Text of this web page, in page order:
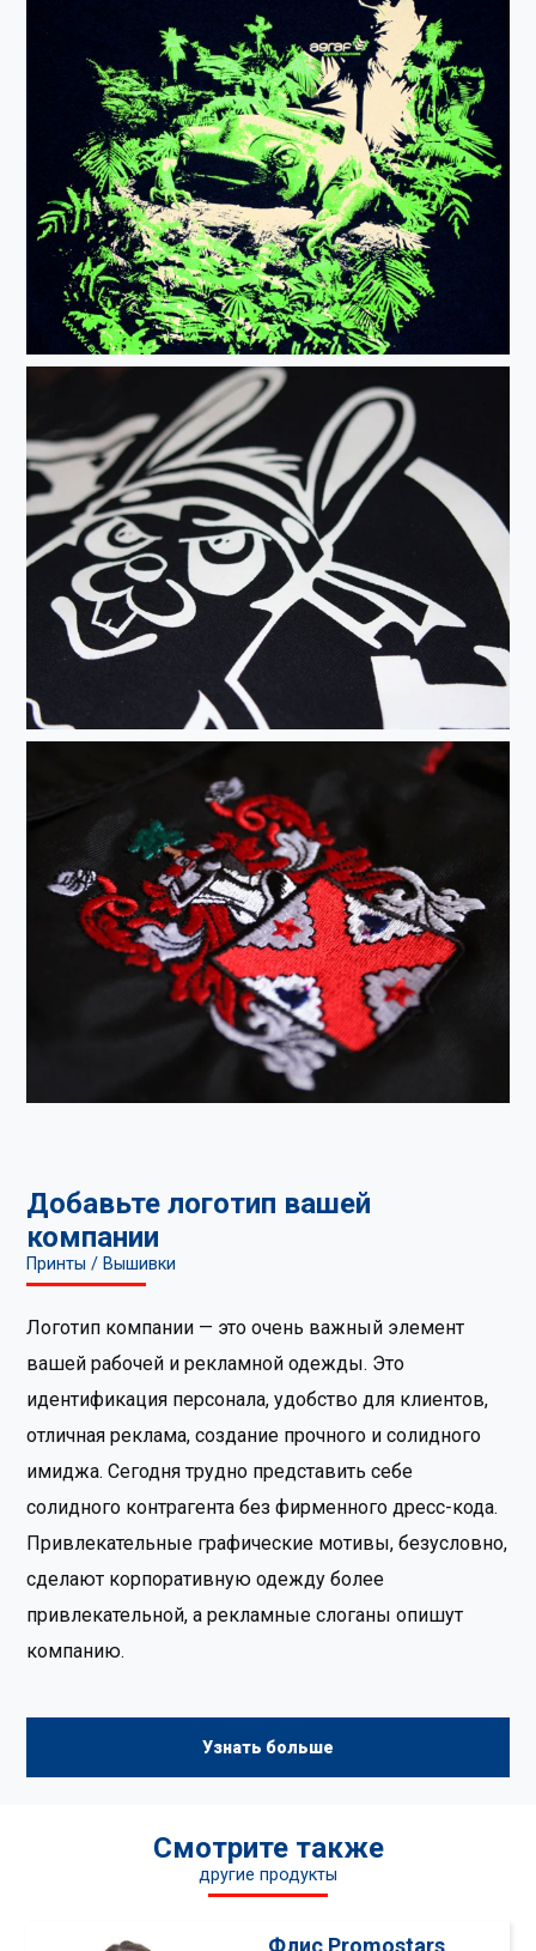
Добавьте логотип вашей
компании
Принты / Вышивки
Логотип компании — это очень важный элемент
вашей рабочей и рекламной одежды. Это
идентификация персонала, удобство для клиентов,
отличная реклама, создание прочного и солидного
имиджа. Сегодня трудно представить себе
солидного контрагента без фирменного дресс-кода.
Привлекательные графические мотивы, безусловно,
сделают корпоративную одежду более
привлекательной, а рекламные слоганы опишут
компанию.
Узнать больше
Смотрите также
другие продукты
Флис Promostars